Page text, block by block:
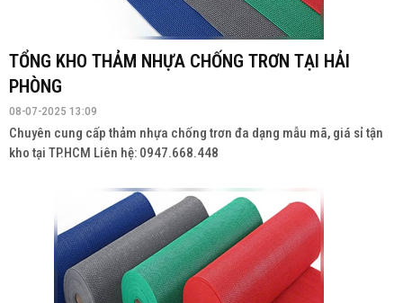
TỔNG KHO THẢM NHỰA CHỐNG TRƠN TẠI HẢI
PHÒNG
08-07-2025 13:09
Chuyên cung cấp thảm nhựa chống trơn đa dạng mẫu mã, giá sỉ tận
kho tại TP.HCM Liên hệ: 0947.668.448